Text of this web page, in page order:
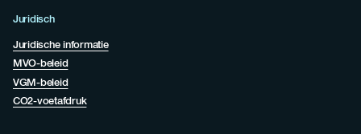
Juridisch
Juridische informatie
MVO-beleid
VGM-beleid
CO2-voetafdruk